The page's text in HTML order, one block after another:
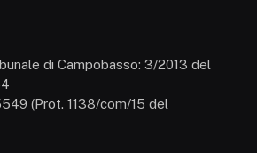
di Campobasso: 3/2013 del
(Prot. 1138/com/15 del